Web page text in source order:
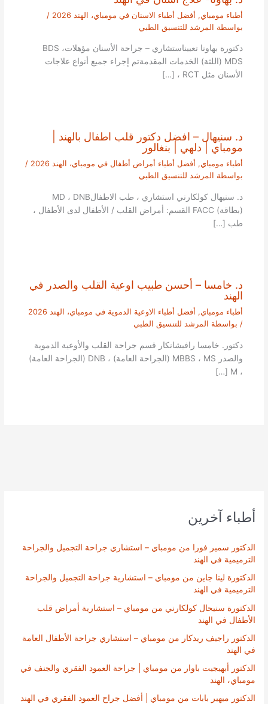
أطباء آخرين
الدكتور سمير فورا من مومباي – استشاري جراحة التجميل والجراحة
الترميمية في الهند
الدكتورة لينا جاين من مومباي – استشارية جراحة التجميل والجراحة
الترميمية في الهند
الدكتورة سنيحال كولكارني من مومباي – استشارية أمراض قلب
الأطفال في الهند
الدكتور راجيف ريدكار من مومباي – استشاري جراحة الأطفال العامة
في الهند
الدكتور أبهيجيت باوار من مومباي | جراحة العمود الفقري والجنف في
مومباي، الهند
الدكتور ميهير بابات من مومباي | أفضل جراح العمود الفقري في الهند
أطباء مومباي, أفضل أطباء الاسنان في مومباي، الهند 2026
/
بواسطة المرشد للتنسيق الطبي
دكتورة بهاونا تعييناستشاري – جراحة الأسنان مؤهلاتBDS ،
MDS (اللثة) الخدمات المقدمةتم إجراء جميع أنواع علاجات
الأسنان مثل RCT ، […]
د. سنيهال – افضل دكتور قلب اطفال بالهند |
مومباي | دلهي | بنغالور
أطباء مومباي, أفضل أطباء أمراض أطفال في مومباي، الهند 2026
/
بواسطة المرشد للتنسيق الطبي
د. سنيهال كولكارني استشاري ، طب الاطفالMD ، DNB
(بطاقة) FACC القسم: أمراض القلب / الأطفال لدى الأطفال ،
طب […]
د. خامسا – أحسن طبيب اوعية القلب والصدر في
الهند
أطباء مومباي, أفضل أطباء الاوعية الدموية في مومباي، الهند 2026
/ بواسطة المرشد للتنسيق الطبي
دكتور. خامسا رافيشانكار قسم جراحة القلب والأوعية الدموية
والصدر MBBS ، MS (الجراحة العامة) ، DNB (الجراحة العامة)
، M […]